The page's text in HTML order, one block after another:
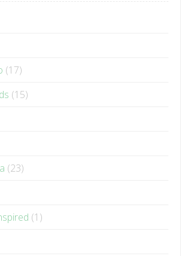
(15)